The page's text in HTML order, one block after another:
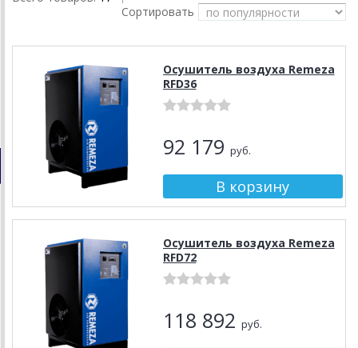
Сортировать
Осушитель воздуха Remeza
RFD36
92 179 руб.
Осушитель воздуха Remeza
RFD72
118 892 руб.